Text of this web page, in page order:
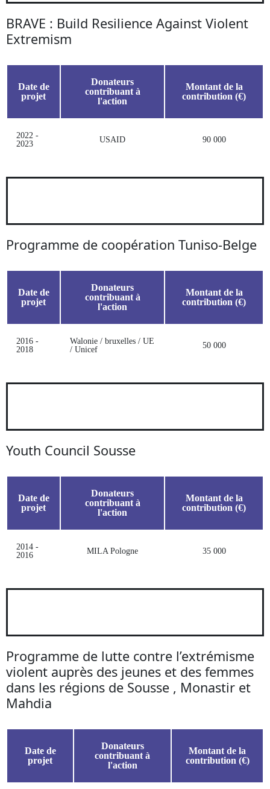
BRAVE : Build Resilience Against Violent
Extremism
Date de
projet
Donateurs
contribuant à
l'action
Montant de la
contribution (€)
2022 -
2023
USAID 90 000
Programme de coopération Tuniso-Belge
Date de
projet
Donateurs
contribuant à
l'action
Montant de la
contribution (€)
2016 -
2018
Walonie / bruxelles / UE
/ Unicef
50 000
Youth Council Sousse
Date de
projet
Donateurs
contribuant à
l'action
Montant de la
contribution (€)
2014 -
2016
MILA Pologne 35 000
Programme de lutte contre l’extrémisme
violent auprès des jeunes et des femmes
dans les régions de Sousse , Monastir et
Mahdia
Date de
projet
Donateurs
contribuant à
l'action
Montant de la
contribution (€)